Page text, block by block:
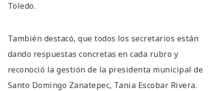
Toledo.
También destacó, que todos los secretarios están
dando respuestas concretas en cada rubro y
reconoció la gestión de la presidenta municipal de
Santo Domingo Zanatepec, Tania Escobar Rivera.